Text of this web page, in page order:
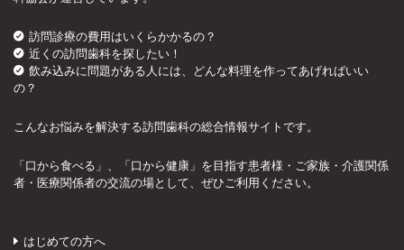
訪問診療の費用はいくらかかるの？
近くの訪問歯科を探したい！
飲み込みに問題がある人には、どんな料理を作ってあげればいい
の？
こんなお悩みを解決する訪問歯科の総合情報サイトです。
「口から食べる」、「口から健康」を目指す患者様・ご家族・介護関係
者・医療関係者の交流の場として、ぜひご利用ください。
はじめての方へ